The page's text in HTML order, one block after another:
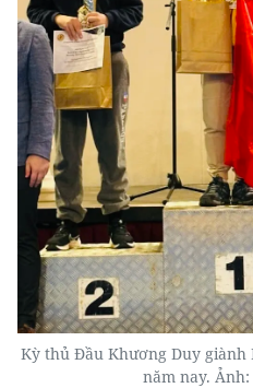
Kỳ thủ Đầu Khương Duy giành
năm nay.